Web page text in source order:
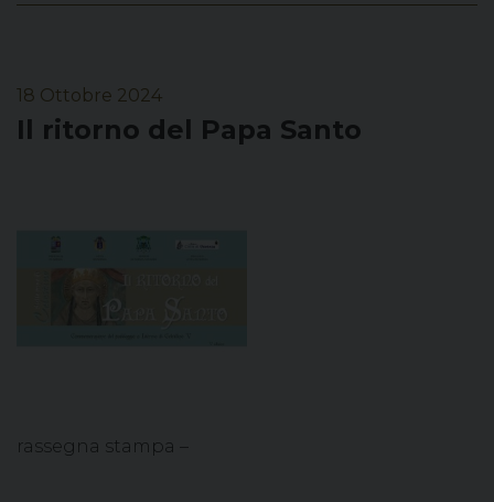
18 Ottobre 2024
Il ritorno del Papa Santo
rassegna stampa –